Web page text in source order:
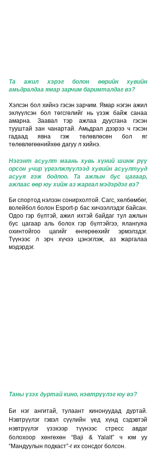
Та ажил хэрэг болон өөрийн хувийн
амьдралдаа ямар зарчим баримталдаг вэ?
Хэлсэн бол хийнэ гэсэн зарчим. Ямар нэгэн ажил
эхлүүлсэн бол төгсгөлийг нь үзэж байж санаа
амарна. Заавал тэр ажлаа дуусгана гэсэн
тууштай зан чанартай. Амьдрал дээрээ ч гэсэн
гадаад явна гэж төлөвлөсөн бол яг
төлөвлөгөөнийхөө дагуу л хийнэ.
Нэгэнт асуулт маань хувь хүний шинж рүү
орсон учир үргэлжлүүлээд хувийн асуултууд
асууя гэж бодлоо. Та ажлын бус цагаар,
ажлаас өөр юу хийж аз жаргал мэдэрдэг вэ?
Би спортод нэлээн сонирхолтой. Сагс, хөлбөмбөг,
волейбол болон Esport-р бас хичээллэдэг байсан.
Одоо гэр бүлтэй, ажил ихтэй байдаг тул ажлын
бус цагаар аль болох гэр бүлтэйгээ, ялангуяа
охинтойгоо цагийг өнгөрөөхийг эрмэлздэг.
Түүнээс л эрч хүчээ цэнэглэж, аз жаргалаа
мэдэрдэг.
Таны үзэх дуртай кино, нэвтрүүлэг юу вэ?
Би нэг ангитай, тулаант кинонуудад дуртай.
Нэвтрүүлэг гэвэл сүүлийн үед хүнд сэдэвтэй
нэвтрүүлэг үзэхээр түүнээс стресс авдаг
болохоор хөнгөхөн “Baji & Yalalt” ч юм уу
“Мандуулын подкаст”-г их сонсдог болсон.